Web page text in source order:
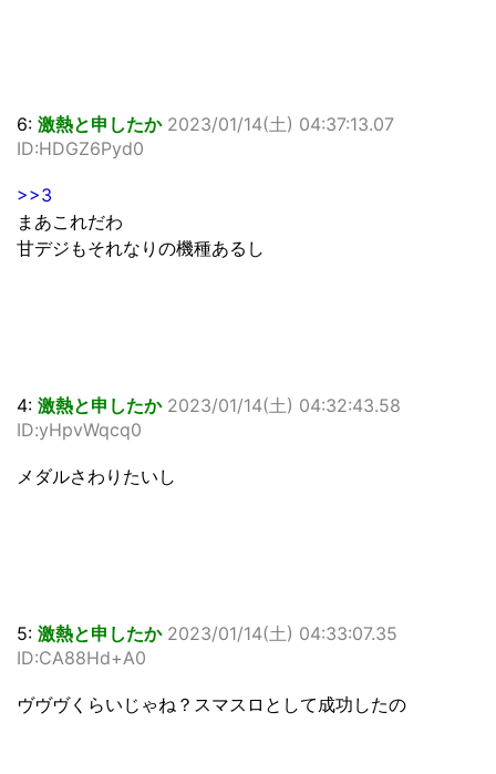
6: 激熱と申したか 2023/01/14(土) 04:37:13.07
ID:HDGZ6Pyd0
>>3
まあこれだわ
甘デジもそれなりの機種あるし
4: 激熱と申したか 2023/01/14(土) 04:32:43.58
ID:yHpvWqcq0
メダルさわりたいし
5: 激熱と申したか 2023/01/14(土) 04:33:07.35
ID:CA88Hd+A0
ヴヴヴくらいじゃね？スマスロとして成功したの